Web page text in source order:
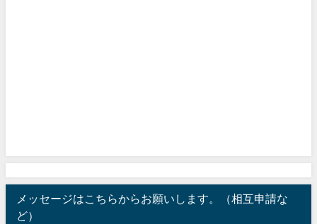
メッセージはこちらからお願いします。（相互申請な
ど）